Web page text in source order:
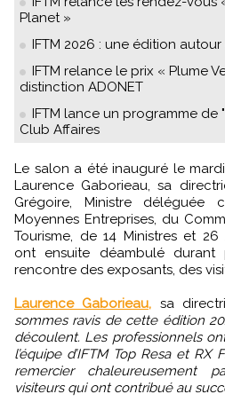
Planet »
IFTM 2026 : une édition
IFTM relance le prix « Plume
distinction ADONET
IFTM lance un programme de
Club Affaires
Le salon a été inauguré le mardi 20 septembre à 10h par
Laurence Gaborieau, sa
Grégoire, Ministre déléguée
Moyennes Entreprises, du
Tourisme, de 14 Ministres et 26
ont ensuite déambulé
rencontre des exposants, des
Laurence Gaborieau, sa
sommes ravis de cette édition
découlent. Les professionnels
l’équipe d’IFTM Top Resa et
remercier chaleureusement
visiteurs qui ont contribué au